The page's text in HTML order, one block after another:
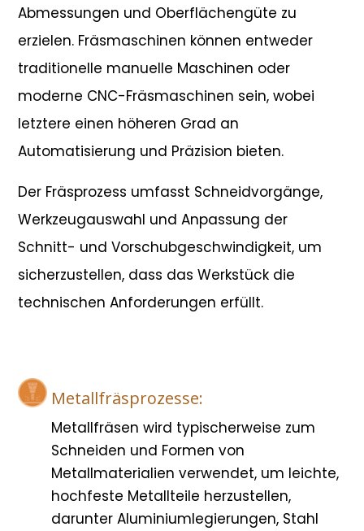
Abmessungen und Oberflächengüte zu
erzielen. Fräsmaschinen können entweder
traditionelle manuelle Maschinen oder
moderne CNC-Fräsmaschinen sein, wobei
letztere einen höheren Grad an
Automatisierung und Präzision bieten.
Der Fräsprozess umfasst Schneidvorgänge,
Werkzeugauswahl und Anpassung der
Schnitt- und Vorschubgeschwindigkeit, um
sicherzustellen, dass das Werkstück die
technischen Anforderungen erfüllt.
Metallfräsprozesse:
Metallfräsen wird typischerweise zum
Schneiden und Formen von
Metallmaterialien verwendet, um leichte,
hochfeste Metallteile herzustellen,
darunter Aluminiumlegierungen, Stahl